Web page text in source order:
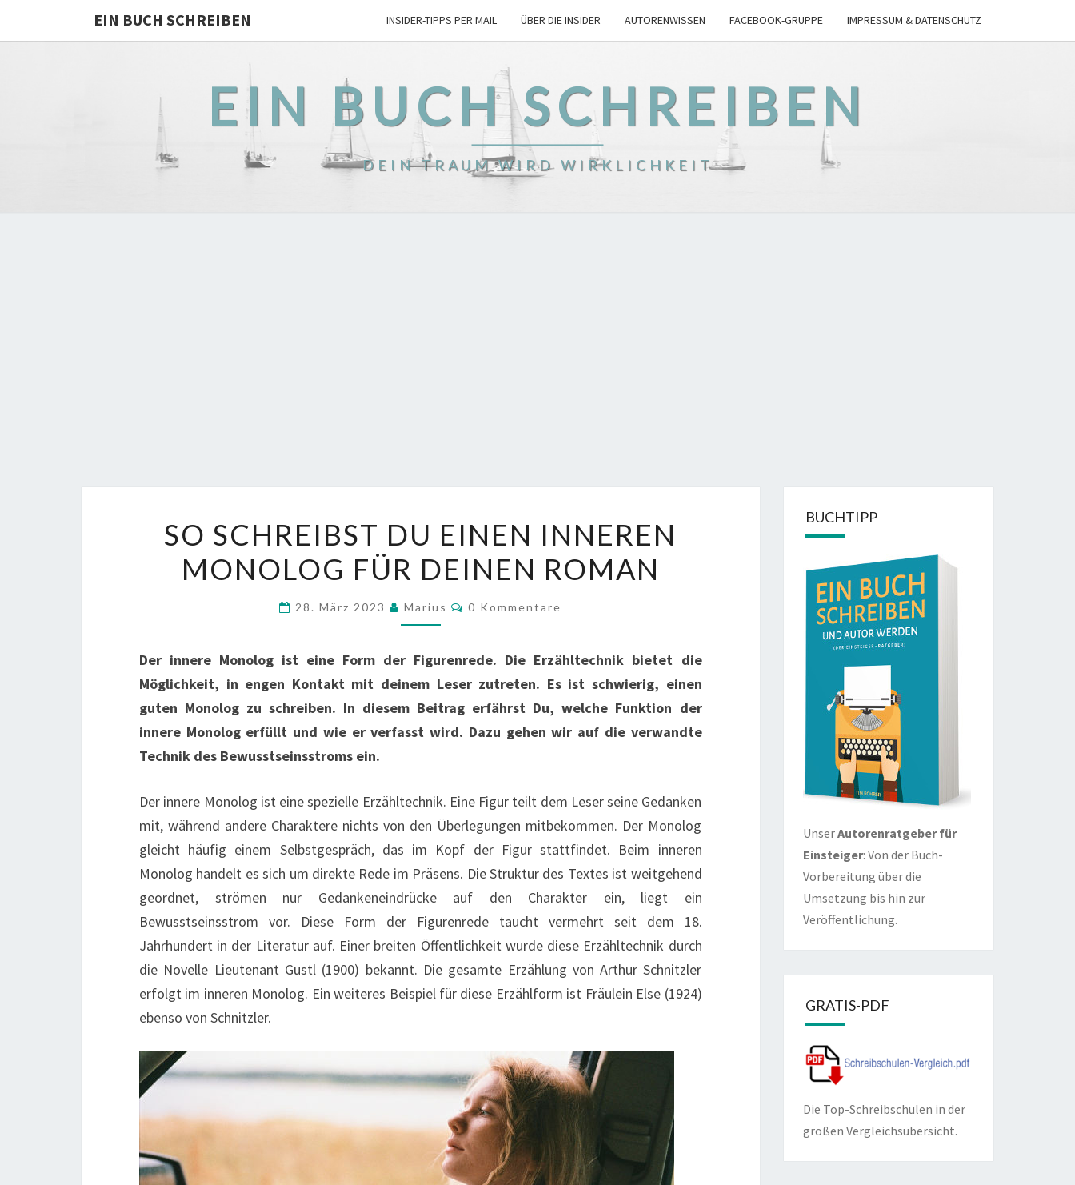
EIN BUCH SCHREIBEN INSIDER-TIPPS PER MAIL ÜBER DIE INSIDER AUTORENWISSEN FACEBOOK-GRUPPE IMPRESSUM & DATENSCHUTZ
EIN BUCH SCHREIBEN
DEIN TRAUM WIRD WIRKLICHKEIT
SCHREIBST
DU
EINEN
INNEREN
FÜR
DEINEN
ROMAN
SO SCHREIBST DU EINEN INNEREN
MONOLOG FÜR DEINEN ROMAN
28. März 2023 Marius Kommentare
0 Kommentare
Der innere Monolog ist eine Form der Figurenrede. Die Erzähltechnik bietet die
Möglichkeit, in engen Kontakt mit deinem Leser zutreten. Es ist schwierig, einen
guten Monolog zu schreiben. In diesem Beitrag erfährst Du, welche Funktion der
innere Monolog erfüllt und wie er verfasst wird. Dazu gehen wir auf die verwandte
Technik des Bewusstseinsstroms ein.
Der innere Monolog ist eine spezielle Erzähltechnik. Eine Figur teilt dem Leser seine Gedanken
mit, während andere Charaktere nichts von den Überlegungen mitbekommen. Der Monolog
gleicht häufig einem Selbstgespräch, das im Kopf der Figur stattfindet. Beim inneren
Monolog handelt es sich um direkte Rede im Präsens. Die Struktur des Textes ist weitgehend
geordnet, strömen nur Gedankeneindrücke auf den Charakter ein, liegt ein
Bewusstseinsstrom vor. Diese Form der Figurenrede taucht vermehrt seit dem 18.
Jahrhundert in der Literatur auf. Einer breiten Öffentlichkeit wurde diese Erzähltechnik durch
die Novelle Lieutenant Gustl (1900) bekannt. Die gesamte Erzählung von Arthur Schnitzler
erfolgt im inneren Monolog. Ein weiteres Beispiel für diese Erzählform ist Fräulein Else (1924)
ebenso von Schnitzler.
BUCHTIPP
UnserAutorenratgeber für
Einsteiger: Von der Buch-
Vorbereitung über die
Umsetzung bis hin zur
Veröffentlichung.
GRATIS-PDF
Die Top-Schreibschulen in der
großen Vergleichsübersicht.